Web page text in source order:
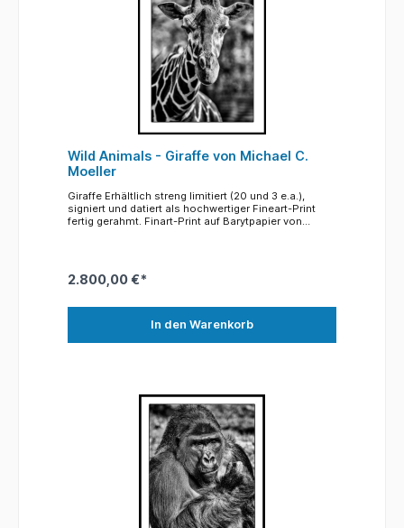
geboren wurden. Doch wie natürlich ist diese
Umgebung für sie? Kann der Zoo ein Zuhause sein?
Oder nur der eigene Körper? Auch der Begriff Heimat
erhält hier eine neue Dimension. Mit großformatigen
Schwarz-Weiß-Portraits richte ich den Blick
unverstellt auf die Tiere. Es entsteht eine
unmittelbare Begegnung – intensiv, emotional,
spannungsgeladen.
Wild Animals - Giraffe von Michael C.
Moeller
Giraffe Erhältlich streng limitiert (20 und 3 e.a.),
signiert und datiert als hochwertiger Fineart-Print
fertig gerahmt. Finart-Print auf Barytpapier von
Aluminiumrahmen mit optisch entspiegelten Glas
Karton kaschiert und mit einem säurefreien
Passepartout versehen. So werden meisterhafte
Fotograf: Die Serie „Wild Animals“ zeigt Zootiere – in
ich ihre Einzigartigkeit und Individualität sichtbar
machen, die sonst im Blick auf Gitter, Mauern oder
künstliche Umgebung untergeht. Ihre Wildheit steckt
in den Genen, auch wenn viele von ihnen im Zoo
geboren wurden. Doch wie natürlich ist diese
Umgebung für sie? Kann der Zoo ein Zuhause sein?
Oder nur der eigene Körper? Auch der Begriff Heimat
erhält hier eine neue Dimension. Mit großformatigen
Schwarz-Weiß-Portraits richte ich den Blick
unverstellt auf die Tiere. Es entsteht eine
unmittelbare Begegnung – intensiv, emotional,
2.800,00 €*
In den Warenkorb